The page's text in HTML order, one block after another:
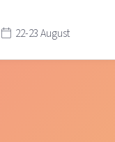
22-23 August